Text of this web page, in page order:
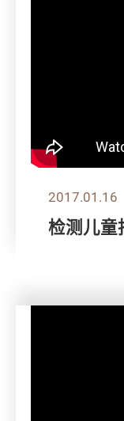
2017.01.16
检测儿童